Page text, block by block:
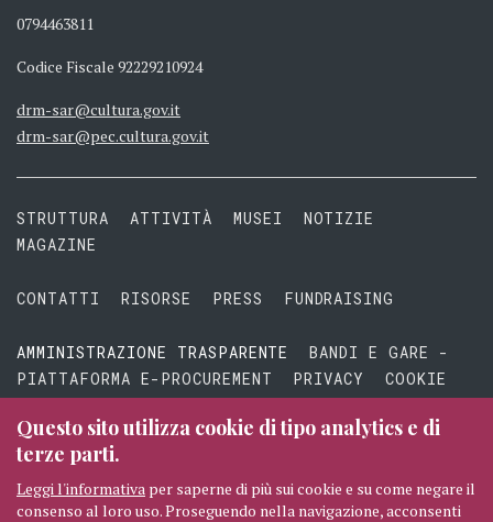
0794463811
Codice Fiscale 92229210924
drm-sar@cultura.gov.it
drm-sar@pec.cultura.gov.it
STRUTTURA ATTIVITÀ MUSEI
NOTIZIE
MAGAZINE
CONTATTI RISORSE PRESS FUNDRAISING
AMMINISTRAZIONE TRASPARENTE
BANDI E GARE -
PIATTAFORMA E-PROCUREMENT
PRIVACY
COOKIE
TERMINI E CONDIZIONI
Questo sito utilizza cookie di tipo analytics e di
terze parti.
Leggi l'informativa per saperne di più sui cookie e su come negare il
consenso al loro uso. Proseguendo nella navigazione, acconsenti